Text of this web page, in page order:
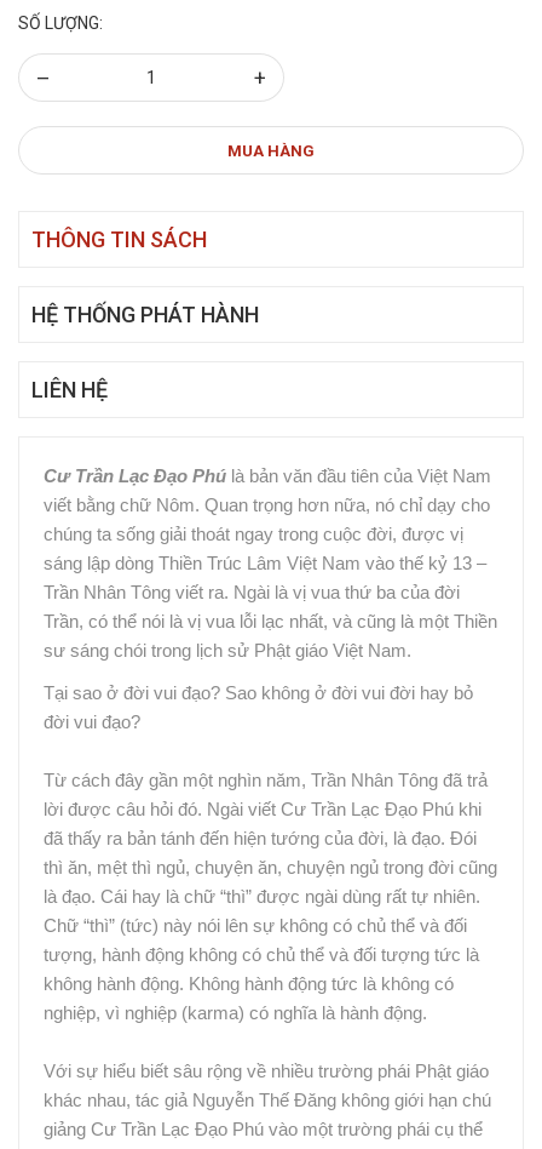
SỐ LƯỢNG:
– +
MUA HÀNG
THÔNG TIN SÁCH
HỆ THỐNG PHÁT HÀNH
LIÊN HỆ
Cư Trần Lạc Đạo Phú là bản văn đầu tiên của Việt Nam
viết bằng chữ Nôm. Quan trọng hơn nữa, nó chỉ dạy cho
chúng ta sống giải thoát ngay trong cuộc đời, được vị
sáng lập dòng Thiền Trúc Lâm Việt Nam vào thế kỷ 13 –
Trần Nhân Tông viết ra. Ngài là vị vua thứ ba của đời
Trần, có thể nói là vị vua lỗi lạc nhất, và cũng là một Thiền
sư sáng chói trong lịch sử Phật giáo Việt Nam.
Tại sao ở đời vui đạo? Sao không ở đời vui đời hay bỏ
đời vui đạo?
Từ cách đây gần một nghìn năm, Trần Nhân Tông đã trả
lời được câu hỏi đó. Ngài viết Cư Trần Lạc Đạo Phú khi
đã thấy ra bản tánh đến hiện tướng của đời, là đạo. Đói
thì ăn, mệt thì ngủ, chuyện ăn, chuyện ngủ trong đời cũng
là đạo. Cái hay là chữ “thì” được ngài dùng rất tự nhiên.
Chữ “thì” (tức) này nói lên sự không có chủ thể và đối
tượng, hành động không có chủ thể và đối tượng tức là
không hành động. Không hành động tức là không có
nghiệp, vì nghiệp (karma) có nghĩa là hành động.
Với sự hiểu biết sâu rộng về nhiều trường phái Phật giáo
khác nhau, tác giả Nguyễn Thế Đăng không giới hạn chú
giảng Cư Trần Lạc Đạo Phú vào một trường phái cụ thể